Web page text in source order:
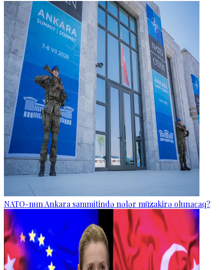
NATO-nun Ankara sammitində nələr müzakirə olunacaq?